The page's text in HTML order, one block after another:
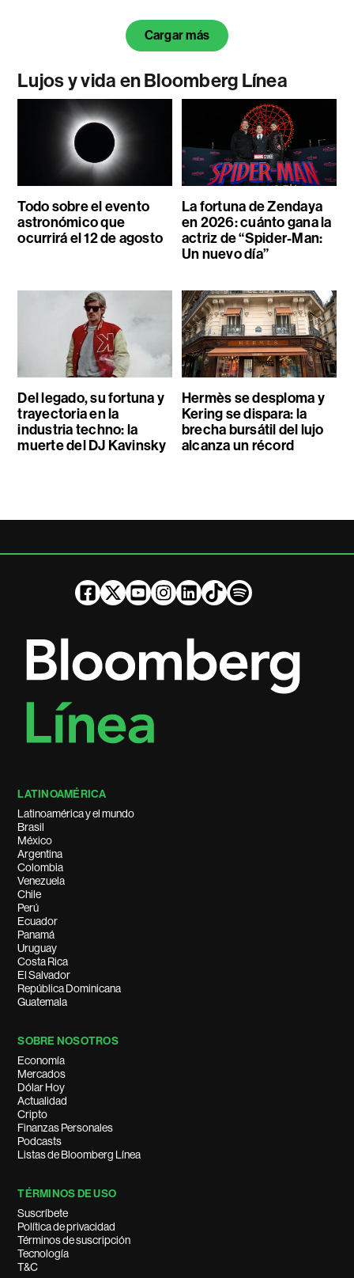
Cargar más
Lujos y vida en Bloomberg Línea
Todo sobre el evento
astronómico que
ocurrirá el 12 de agosto
La fortuna de Zendaya
en 2026: cuánto gana la
actriz de “Spider-Man:
Un nuevo día”
Del legado, su fortuna y
trayectoria en la
industria techno: la
muerte del DJ Kavinsky
Hermès se desploma y
Kering se dispara: la
brecha bursátil del lujo
alcanza un récord
LATINOAMÉRICA
Latinoamérica y el mundo
Brasil
México
Argentina
Colombia
Venezuela
Chile
Perú
Ecuador
Panamá
Uruguay
Costa Rica
El Salvador
República Dominicana
Guatemala
SOBRE NOSOTROS
Economía
Mercados
Dólar Hoy
Actualidad
Cripto
Finanzas Personales
Podcasts
Listas de Bloomberg Línea
TÉRMINOS DE USO
Suscríbete
Política de privacidad
Términos de suscripción
Tecnología
T&C